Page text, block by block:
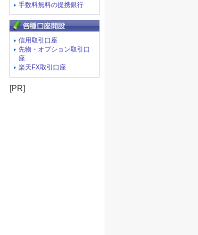
手数料無料の提携銀行
信用取引口座
先物・オプション取引口
座
楽天FX取引口座
[PR]